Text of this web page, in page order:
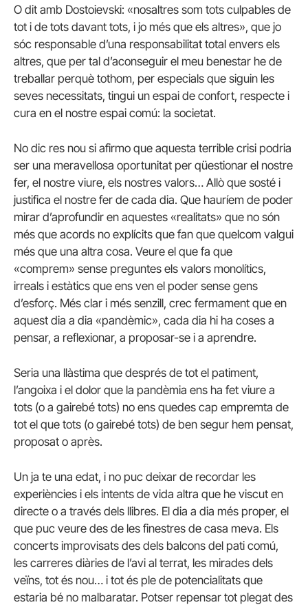
O dit amb Dostoievski: «nosaltres som tots culpables de
tot i de tots davant tots, i jo més que els altres», que jo
sóc responsable d’una responsabilitat total envers els
altres, que per tal d’aconseguir el meu benestar he de
treballar perquè tothom, per especials que siguin les
seves necessitats, tingui un espai de confort, respecte i
cura en el nostre espai comú: la societat.
No dic res nou si afirmo que aquesta terrible crisi podria
ser una meravellosa oportunitat per qüestionar el nostre
fer, el nostre viure, els nostres valors… Allò que sosté i
justifica el nostre fer de cada dia. Que hauríem de poder
mirar d’aprofundir en aquestes «realitats» que no són
més que acords no explícits que fan que quelcom valgui
més que una altra cosa. Veure el que fa que
«comprem» sense preguntes els valors monolítics,
irreals i estàtics que ens ven el poder sense gens
d’esforç. Més clar i més senzill, crec fermament que en
aquest dia a dia «pandèmic», cada dia hi ha coses a
pensar, a reflexionar, a proposar-se i a aprendre.
Seria una llàstima que després de tot el patiment,
l’angoixa i el dolor que la pandèmia ens ha fet viure a
tots (o a gairebé tots) no ens quedes cap empremta de
tot el que tots (o gairebé tots) de ben segur hem pensat,
proposat o après.
Un ja te una edat, i no puc deixar de recordar les
experiències i els intents de vida altra que he viscut en
directe o a través dels llibres. El dia a dia més proper, el
que puc veure des de les finestres de casa meva. Els
concerts improvisats des dels balcons del pati comú,
les carreres diàries de l’avi al terrat, les mirades dels
veïns, tot és nou… i tot és ple de potencialitats que
estaria bé no malbaratar. Potser repensar tot plegat des